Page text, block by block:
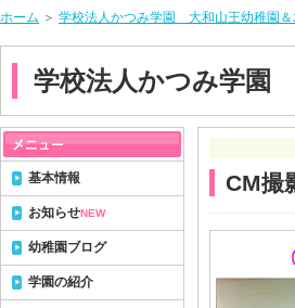
ホーム ＞ 学校法人かつみ学園 大和山王幼稚園＆
学校法人かつみ学園
CM撮
基本情報
お知らせNEW
幼稚園ブログ
学園の紹介